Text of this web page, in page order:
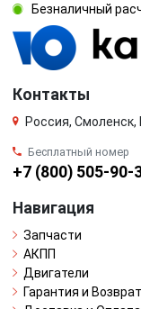
Безналичный
Контакты
Россия,
Бесплатный номер
+7 (800) 505-90-
Навигация
Запчасти
АКПП
Двигатели
Гарантия и